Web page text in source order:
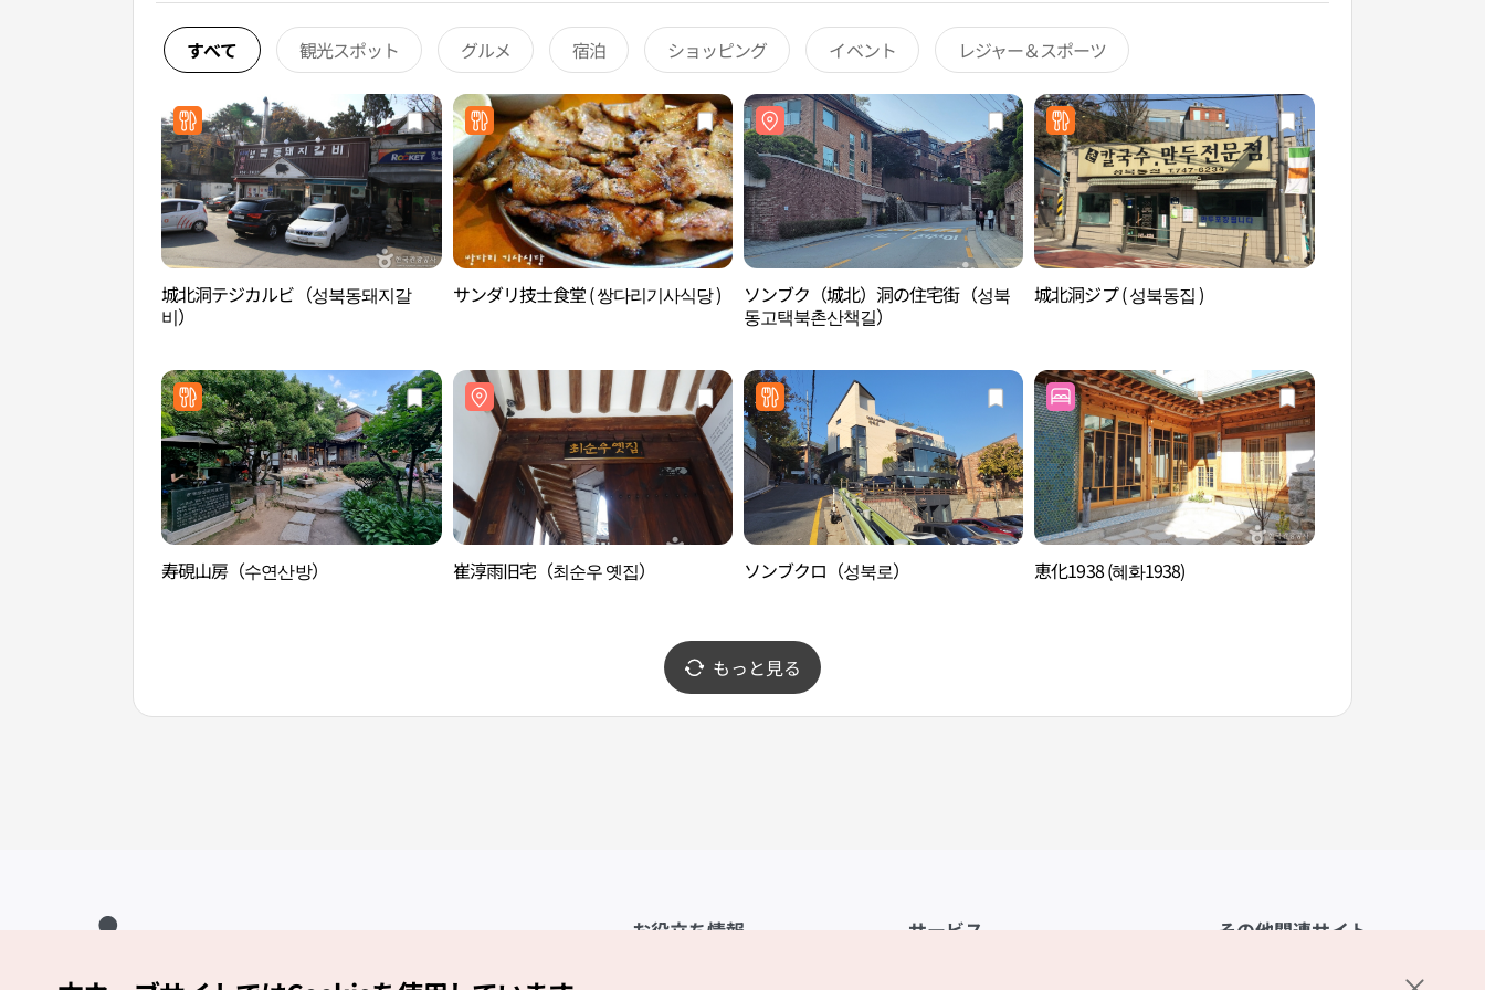
すべて 観光スポット グルメ 宿泊 ショッピング イベント レジャー＆スポーツ
城北洞テジカルビ（성북동돼지갈
비）
サンダリ技士食堂 ( 쌍다리기사식당 )
ソンブク（城北）洞の住宅街（성북
동고택북촌산책길）
城北洞ジプ ( 성북동집 )
寿硯山房（수연산방） 崔淳雨旧宅（최순우 옛집） ソンブクロ（성북로） 恵化1938 (혜화1938)
もっと見る
お役立ち情報 サービス その他関連サイト